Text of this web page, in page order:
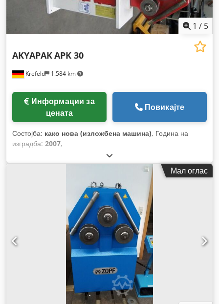
1 / 5
Krefeld 1.584 km
AKYAPAKAPK 30
цената
Повикајте
Состојба: како нова (изложбена машина), Година на
изградба: 2007,
Мал оглас